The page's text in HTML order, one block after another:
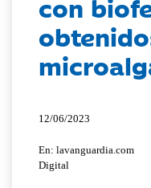
12/06/2023
En: lavanguardia.com
Digital